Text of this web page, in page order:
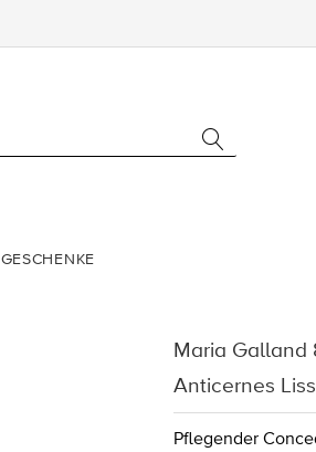
GESCHENKE
Maria Galland
Anticernes
Pflegender